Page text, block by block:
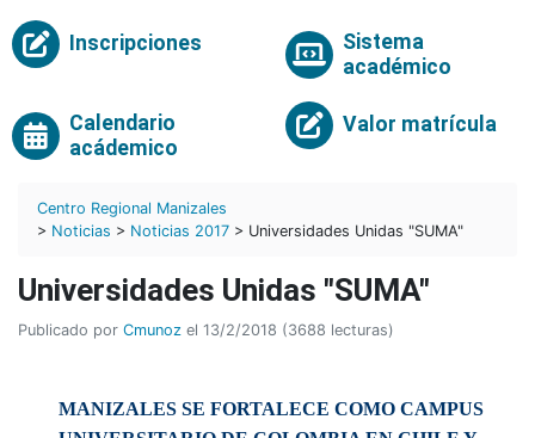
Inscripciones
Sistema
académico
Calendario
acádemico
Valor matrícula
Centro Regional Manizales
> Noticias > Noticias 2017 > Universidades Unidas "SUMA"
Universidades Unidas "SUMA"
Publicado por Cmunoz el 13/2/2018 (3688 lecturas)
MANIZALES SE FORTALECE COMO CAMPUS